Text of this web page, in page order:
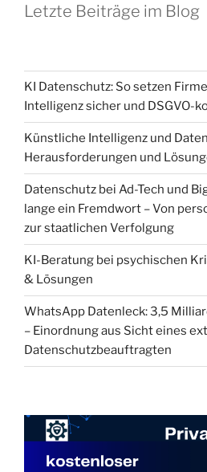
Letzte Beiträge im Blog
KI Datenschutz: So setzen
Intelligenz sicher und DSGVO-
Künstliche Intelligenz und
Herausforderungen und
Datenschutz bei Ad-Tech und
lange ein Fremdwort – Von
zur staatlichen Verfolgung
KI-Beratung bei psychischen
& Lösungen
WhatsApp Datenleck: 3,5
– Einordnung aus Sicht eines
Datenschutzbeauftragten